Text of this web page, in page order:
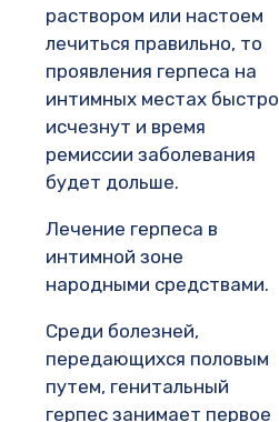
раствором или настоем
лечиться правильно, то
проявления герпеса на
интимных местах быстро
исчезнут и время
ремиссии заболевания
будет дольше.
Лечение герпеса в
интимной зоне
народными средствами.
Среди болезней,
передающихся половым
путем, генитальный
герпес занимает первое